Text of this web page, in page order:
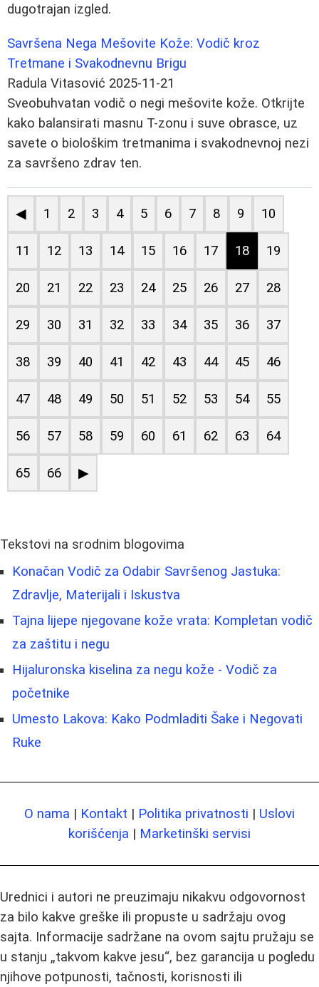
dugotrajan izgled.
Savršena Nega Mešovite Kože: Vodič kroz
Tretmane i Svakodnevnu Brigu
Radula Vitasović 2025-11-21
Sveobuhvatan vodič o negi mešovite kože. Otkrijte
kako balansirati masnu T-zonu i suve obrasce, uz
savete o biološkim tretmanima i svakodnevnoj nezi
za savršeno zdrav ten.
◀ 1 2 3 4 5 6 7 8 9 10
11 12 13 14 15 16 17 18 19
20 21 22 23 24 25 26 27 28
29 30 31 32 33 34 35 36 37
38 39 40 41 42 43 44 45 46
47 48 49 50 51 52 53 54 55
56 57 58 59 60 61 62 63 64
65 66 ▶
Tekstovi na srodnim blogovima
Konačan Vodič za Odabir Savršenog Jastuka:
Zdravlje, Materijali i Iskustva
Tajna lijepe njegovane kože vrata: Kompletan vodič
za zaštitu i negu
Hijaluronska kiselina za negu kože - Vodič za
početnike
Umesto Lakova: Kako Podmladiti Šake i Negovati
Ruke
O nama | Kontakt | Politika privatnosti | Uslovi
korišćenja | Marketinški servisi
Urednici i autori ne preuzimaju nikakvu odgovornost
za bilo kakve greške ili propuste u sadržaju ovog
sajta. Informacije sadržane na ovom sajtu pružaju se
u stanju „takvom kakve jesu“, bez garancija u pogledu
njihove potpunosti, tačnosti, korisnosti ili